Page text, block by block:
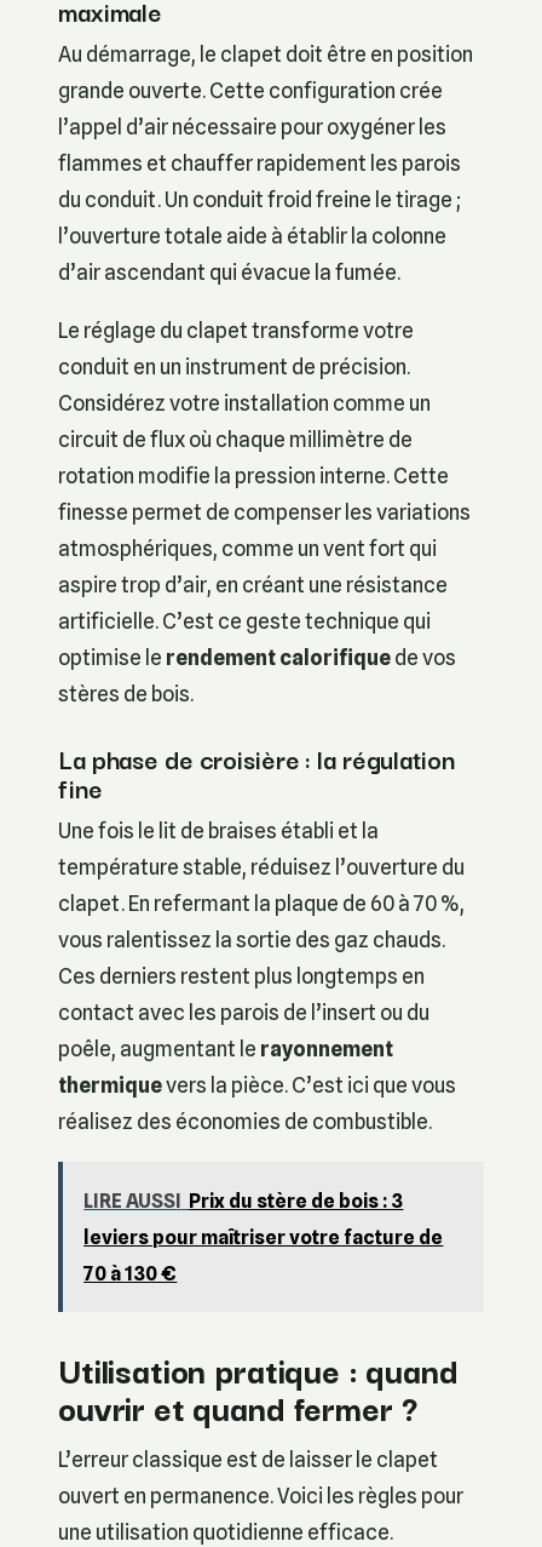
maximale
Au démarrage, le clapet doit être en position
grande ouverte. Cette configuration crée
l’appel d’air nécessaire pour oxygéner les
flammes et chauffer rapidement les parois
du conduit. Un conduit froid freine le tirage ;
l’ouverture totale aide à établir la colonne
d’air ascendant qui évacue la fumée.
Le réglage du clapet transforme votre
conduit en un instrument de précision.
Considérez votre installation comme un
circuit de flux où chaque millimètre de
rotation modifie la pression interne. Cette
finesse permet de compenser les variations
atmosphériques, comme un vent fort qui
aspire trop d’air, en créant une résistance
artificielle. C’est ce geste technique qui
optimise le rendement calorifiquede vos
stères de bois.
La phase de croisière : la régulation
fine
Une fois le lit de braises établi et la
température stable, réduisez l’ouverture du
clapet. En refermant la plaque de 60 à 70 %,
vous ralentissez la sortie des gaz chauds.
Ces derniers restent plus longtemps en
contact avec les parois de l’insert ou du
poêle, augmentant le rayonnement
thermiquevers la pièce. C’est ici que vous
réalisez des économies de combustible.
LIRE AUSSI Prix du stère de bois : 3
leviers pour maîtriser votre facture de
70 à 130 €
Utilisation pratique : quand
ouvrir et quand fermer ?
L’erreur classique est de laisser le clapet
ouvert en permanence. Voici les règles pour
une utilisation quotidienne efficace.